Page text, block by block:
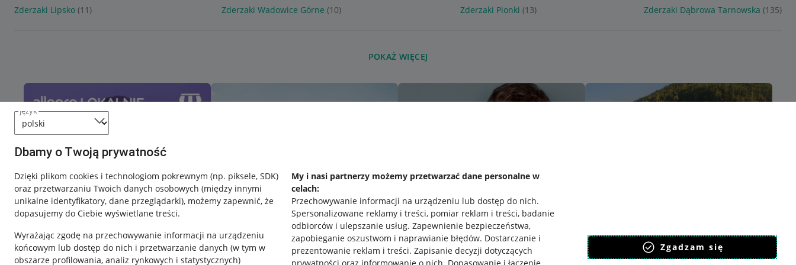
język
Dbamy o Twoją prywatność
Dzięki plikom cookies i technologiom pokrewnym (np. piksele, SDK)
oraz przetwarzaniu Twoich danych osobowych (między innymi
unikalne identyfikatory, dane przeglądarki), możemy zapewnić, że
dopasujemy do Ciebie wyświetlane treści.
Wyrażając zgodę na przechowywanie informacji na urządzeniu
końcowym lub dostęp do nich i przetwarzanie danych (w tym w
obszarze profilowania, analiz rynkowych i statystycznych)
My i nasi partnerzy możemy przetwarzać dane personalne w
celach:
Przechowywanie informacji na urządzeniu lub dostęp do nich.
Spersonalizowane reklamy i treści, pomiar reklam i treści, badanie
odbiorców i ulepszanie usług. Zapewnienie bezpieczeństwa,
zapobieganie oszustwom i naprawianie błędów. Dostarczanie i
prezentowanie reklam i treści. Zapisanie decyzji dotyczących
Zgadzam się
Zderzaki Lipsko (11) Zderzaki Wadowice Górne (10) Zderzaki Pionki (13) Zderzaki Dąbrowa Tarnowska (135)
POKAŻ WIĘCEJ